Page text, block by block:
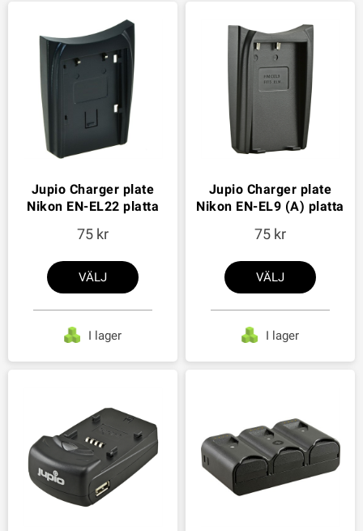
Jupio Charger plate
Nikon EN-EL22 platta
75
VÄLJ
I lager
Jupio Charger plate
Nikon EN-EL9 (A) platta
75
VÄLJ
I lager